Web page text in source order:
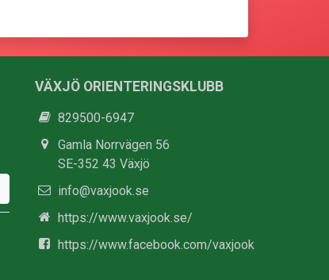
VÄXJÖ ORIENTERINGSKLUBB
829500-6947
Gamla Norrvägen 56
SE-352 43 Växjö
info@vaxjook.se
https://www.vaxjook.se/
https://www.facebook.com/vaxjook